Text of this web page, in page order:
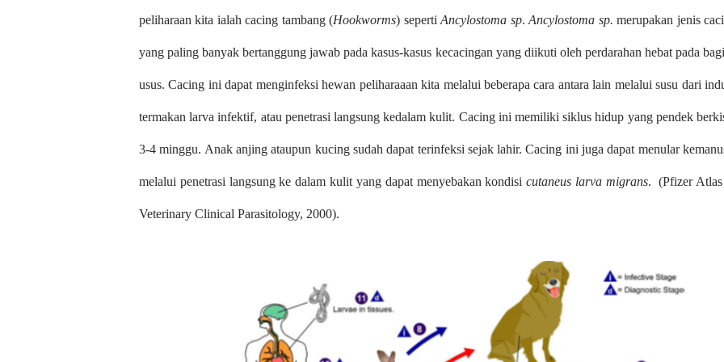
peliharaan kita ialah cacing tambang (Hookworms) sepertiAncylostoma sp.Ancylostoma sp. merupakan jenis
yang paling banyak bertanggung jawab pada kasus-kasus kecacingan yang diikuti oleh perdarahan hebat pada
usus. Cacing ini dapat menginfeksi hewan peliharaaan kita melalui beberapa cara antara lain melalui susu dari
termakan larva infektif, atau penetrasi langsung kedalam kulit. Cacing ini memiliki siklus hidup yang pendek
3-4 minggu. Anak anjing ataupun kucing sudah dapat terinfeksi sejak lahir. Cacing ini juga dapat menular
melalui penetrasi langsung ke dalam kulit yang dapat menyebakan kondisicutaneus larva migrans. (Pfizer
Veterinary Clinical Parasitology, 2000).